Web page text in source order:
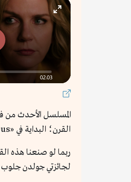
02:03
Enter
fullscreen
القرن؛ البداية في «Pluribus» كانت مبشرة جدا، لكن المسلسل عانى عقب ذلك من بطء شديد في الأحداث.
ربما لو صنعنا هذه
لجائزتي جولدن